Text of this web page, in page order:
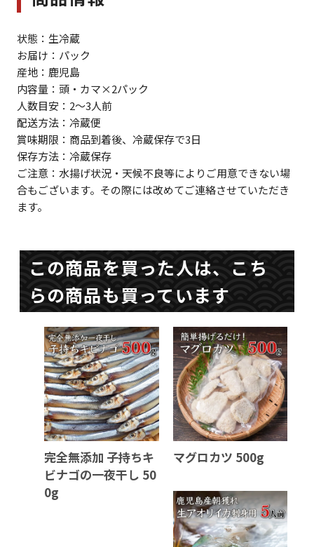
状態：生冷蔵
お届け：パック
産地：鹿児島
内容量：頭・カマ×2パック
人数目安：2～3人前
配送方法：冷蔵便
賞味期限：商品到着後、冷蔵保存で3日
保存方法：冷蔵保存
ご注意：水揚げ状況・天候不良等によりご用意できない場
合もございます。その際には改めてご連絡させていただき
ます。
この商品を買った人は、こち
らの商品も買っています
完全無添加 子持ちキ
ビナゴの一夜干し 50
0g
マグロカツ 500g